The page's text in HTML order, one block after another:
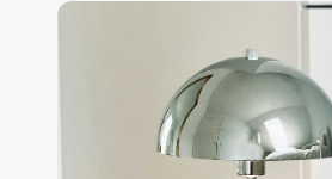
Zum